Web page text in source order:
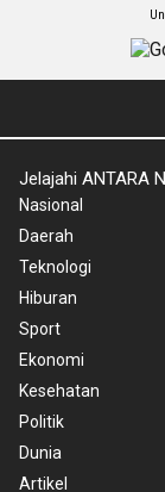
Jelajahi ANTARA
Nasional
Daerah
Teknologi
Hiburan
Sport
Ekonomi
Kesehatan
Politik
Dunia
Artikel